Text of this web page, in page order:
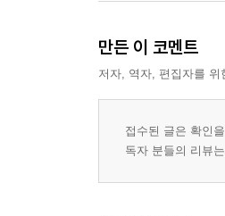
만든 이 코멘트
저자, 역자, 편집자를
접수된 글은 확인
독자 분들의 리뷰